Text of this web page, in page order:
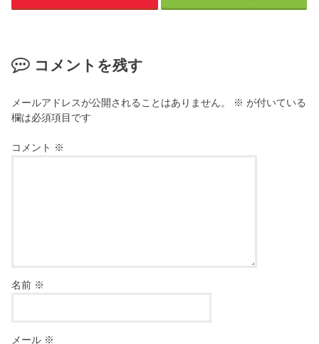
コメントを残す
メールアドレスが公開されることはありません。 ※ が付いている
欄は必須項目です
コメント ※
名前 ※
メール ※